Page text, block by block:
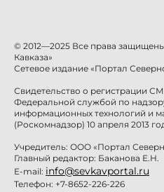
© 2012—2025 Все права
Кавказа»
Сетевое издание «Портал
Свидетельство о регистрации
Федеральной службой по
информационных технологий и
(Роскомнадзор) 10 апреля 2013
Учредитель: ООО «Портал
Главный редактор: Баканова Е.Н.
E-mail: info@sevkavportal.ru
Телефон: +7-8652-226-226